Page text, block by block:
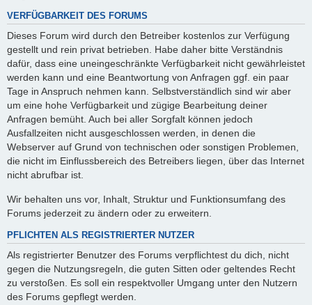
VERFÜGBARKEIT DES FORUMS
Dieses Forum wird durch den Betreiber kostenlos zur Verfügung
gestellt und rein privat betrieben. Habe daher bitte Verständnis
dafür, dass eine uneingeschränkte Verfügbarkeit nicht gewährleistet
werden kann und eine Beantwortung von Anfragen ggf. ein paar
Tage in Anspruch nehmen kann. Selbstverständlich sind wir aber
um eine hohe Verfügbarkeit und zügige Bearbeitung deiner
Anfragen bemüht. Auch bei aller Sorgfalt können jedoch
Ausfallzeiten nicht ausgeschlossen werden, in denen die
Webserver auf Grund von technischen oder sonstigen Problemen,
die nicht im Einflussbereich des Betreibers liegen, über das Internet
nicht abrufbar ist.
Wir behalten uns vor, Inhalt, Struktur und Funktionsumfang des
Forums jederzeit zu ändern oder zu erweitern.
PFLICHTEN ALS REGISTRIERTER NUTZER
Als registrierter Benutzer des Forums verpflichtest du dich, nicht
gegen die Nutzungsregeln, die guten Sitten oder geltendes Recht
zu verstoßen. Es soll ein respektvoller Umgang unter den Nutzern
des Forums gepflegt werden.